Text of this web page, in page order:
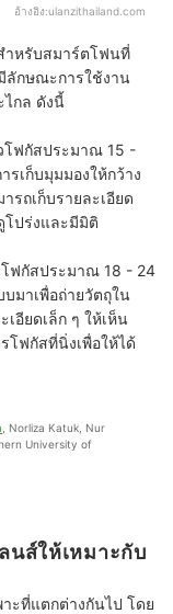
อ้างอิง:ulanzithailand.com
ำหรับสมาร์ตโฟนที่
ลักษณะการใช้งาน
ไกล ดังนี้
โฟกัสประมาณ 15 -
รเก็บมุมมองให้กว้าง
ถเก็บรายละเอียด
โปร่งและมีมิติ
โฟกัสประมาณ 18 - 24
มาเพื่อถ่ายวัตถุใน
อียดเล็ก ๆ ให้เห็น
โฟกัสที่นิ่งเพื่อให้ได้
, Norliza Katuk, Nur
University of
นส์ให้เหมาะกับ
ะที่แตกต่างกันไป โดย